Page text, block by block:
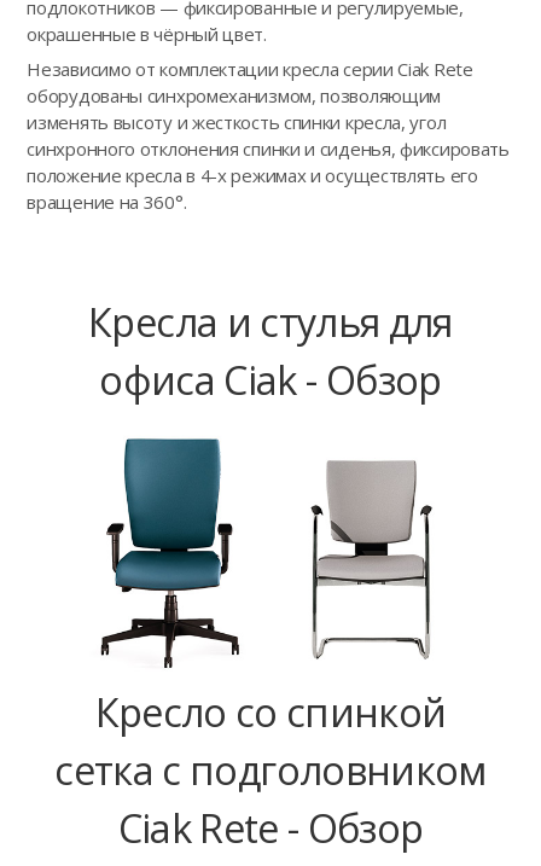
подлокотников — фиксированные и регулируемые,
окрашенные в чёрный цвет.
Независимо от комплектации кресла серии Ciak Rete
оборудованы синхромеханизмом, позволяющим
изменять высоту и жесткость спинки кресла, угол
синхронного отклонения спинки и сиденья, фиксировать
положение кресла в 4-х режимах и осуществлять его
вращение на 360°.
Кресла и стулья для
офиса Ciak - Обзор
Кресло со спинкой
сетка с подголовником
Ciak Rete - Обзор